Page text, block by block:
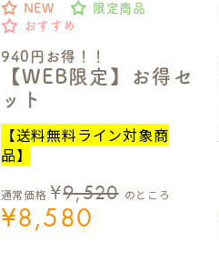
940円お得！！
【WEB限定】お得セ
ット
NEW
限定商品
おすすめ
通常価格 ¥9,520 のところ
¥8,580
【送料無料ライン対象商
品】